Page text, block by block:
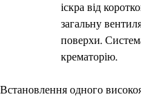
іскра від
загальну
поверхи.
крематорію.
Встановлення одного